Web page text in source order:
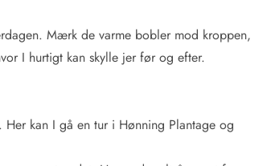
Mærk de varme bobler mod kroppen,
I hurtigt kan skylle jer før og efter.
kan I gå en tur i Hønning Plantage og